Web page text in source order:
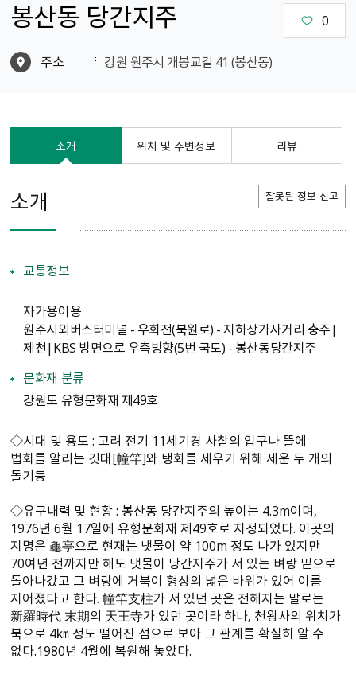
봉산동 당간지주 0
주소 강원 원주시 개봉교길 41 (봉산동)
소개 위치 및 주변정보 리뷰
소개 잘못된 정보 신고
교통정보
자가용이용
원주시외버스터미널 - 우회전(북원로) - 지하상가사거리 충주|
제천|KBS 방면으로 우측방향(5번 국도) - 봉산동당간지주
문화재 분류
강원도 유형문화재 제49호
◇시대 및 용도 : 고려 전기 11세기경 사찰의 입구나 뜰에
법회를 알리는 깃대[幢竿]와 탱화를 세우기 위해 세운 두 개의
돌기둥
◇유구내력 및 현황 : 봉산동 당간지주의 높이는 4.3m이며,
1976년 6월 17일에 유형문화재 제49호로 지정되었다. 이곳의
지명은 龜亭으로 현재는 냇물이 약 100m 정도 나가 있지만
70여년 전까지만 해도 냇물이 당간지주가 서 있는 벼랑 밑으로
돌아나갔고 그 벼랑에 거북이 형상의 넓은 바위가 있어 이름
지어졌다고 한다. 幢竿支柱가 서 있던 곳은 전해지는 말로는
新羅時代 末期의 天王寺가 있던 곳이라 하나, 천왕사의 위치가
북으로 4㎞ 정도 떨어진 점으로 보아 그 관계를 확실히 알 수
없다.1980년 4월에 복원해 놓았다.